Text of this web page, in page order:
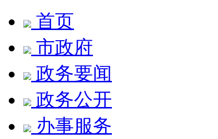
首页
市政府
政务要闻
政务公开
办事服务